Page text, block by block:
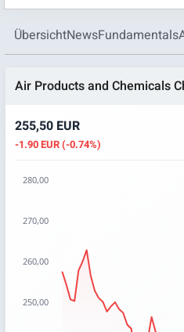
ÜbersichtNewsFundamentals
Air Products and Chemicals
255,50 EUR
-1.90 EUR (-0.74%)
The chart has 1 X axis
The chart has 1 Y axis
250,00
260,00
270,00
280,00